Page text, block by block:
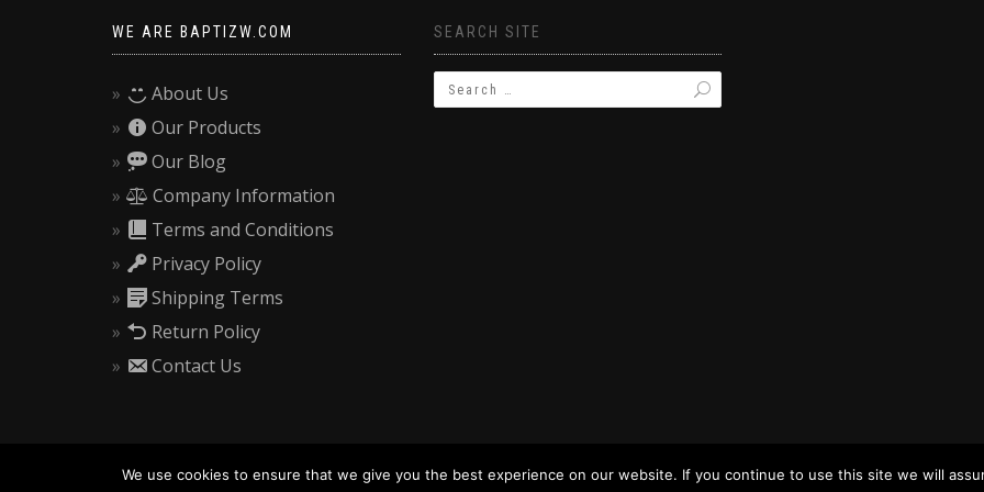
WE ARE BAPTIZW.COM
About Us
Our Products
Our Blog
Company Information
Terms and Conditions
Privacy Policy
Shipping Terms
Return Policy
Contact Us
SEARCH SITE
© 2019 BAPTIZW.COM
We use cookies to ensure that we give you the best experience on our website. If you continue to use this site we will